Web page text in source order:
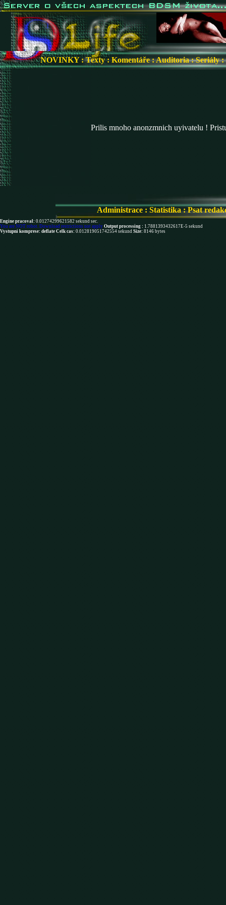
NOVINKY:Texty: Komentáře:Auditoria:Seriály:
Prilis mnoho anonzmnich uyivatelu !
Administrace : Statistika:Psat
Engine pracoval: 0.01274299621582 sekund sec.
You are NOT robot. Download restrictions not apply Output processing : 1.7881393432617E-5 sekund
Vystupni komprese: deflate Celk cas: 0.012819051742554 sekund Size: 8146 bytes